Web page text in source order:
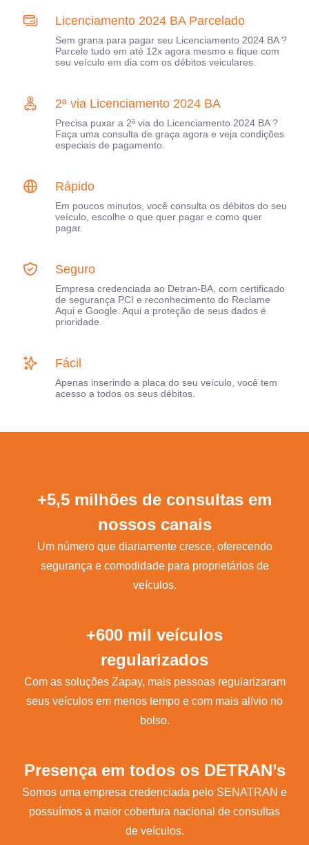
Licenciamento 2024 BA Parcelado
Sem grana para pagar seu Licenciamento 2024 BA ?
Parcele tudo em até 12x agora mesmo e fique com
seu veículo em dia com os débitos veiculares.
2ª via Licenciamento 2024 BA
Precisa puxar a 2ª via do Licenciamento 2024 BA ?
Faça uma consulta de graça agora e veja condições
especiais de pagamento.
Rápido
Em poucos minutos, você consulta os débitos do seu
veículo, escolhe o que quer pagar e como quer
pagar.
Seguro
Empresa credenciada ao Detran-BA, com certificado
de segurança PCI e reconhecimento do Reclame
Aqui e Google. Aqui a proteção de seus dados é
prioridade.
Fácil
Apenas inserindo a placa do seu veículo, você tem
acesso a todos os seus débitos.
+5,5 milhões de consultas em
nossos canais
Um número que diariamente cresce, oferecendo
segurança e comodidade para proprietários de
veículos.
+600 mil veículos
regularizados
Com as soluções Zapay, mais pessoas regularizaram
seus veículos em menos tempo e com mais alívio no
bolso.
Presença em todos os DETRAN’s
Somos uma empresa credenciada pelo SENATRAN e
possuímos a maior cobertura nacional de consultas
de veículos.